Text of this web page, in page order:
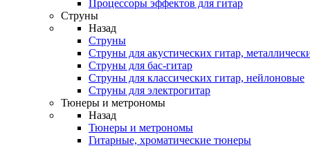
Процессоры эффектов для гитар
Струны
Назад
Струны
Струны для акустических гитар,
Струны для бас-гитар
Струны для классических гитар, нейлоновые
Струны для электрогитар
Тюнеры и метрономы
Назад
Тюнеры и метрономы
Гитарные, хроматические тюнеры